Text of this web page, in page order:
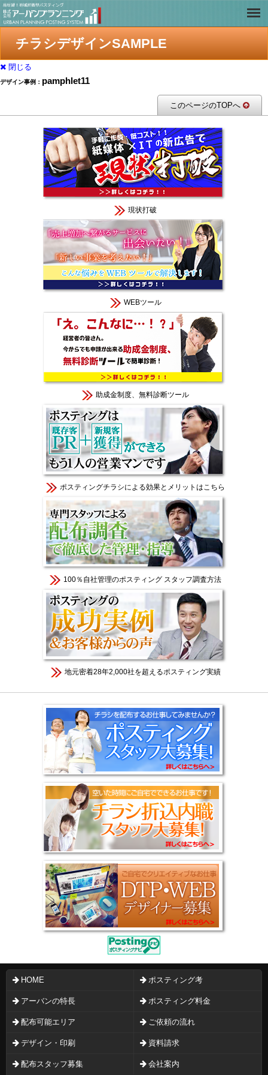
チラシデザインSAMPLE
閉じる
デザイン事例： pamphlet11
このページのTOPへ
現状打破
WEBツール
助成金制度、無料診断ツール
ポスティングチラシによる効果とメリットはこちら
100％自社管理のポスティング スタッフ調査方法
地元密着28年2,000社を超えるポスティング実績
HOME ポスティング考
アーバンの特長 ポスティング料金
配布可能エリア ご依頼の流れ
デザイン・印刷 資料請求
配布スタッフ募集 会社案内